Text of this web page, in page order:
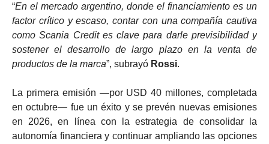
“En el mercado argentino, donde el financiamiento es un
factor crítico y escaso, contar con una compañía cautiva
como Scania Credit es clave para darle previsibilidad y
sostener el desarrollo de largo plazo en la venta de
productos de la marca”, subrayó Rossi.
La primera emisión —por USD 40 millones, completada
en octubre— fue un éxito y se prevén nuevas emisiones
en 2026, en línea con la estrategia de consolidar la
autonomía financiera y continuar ampliando las opciones